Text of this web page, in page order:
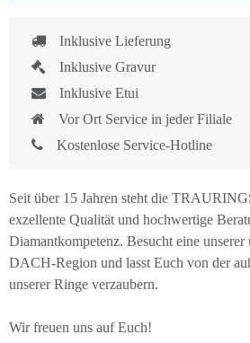
Inklusive Lieferung
Inklusive Gravur
Inklusive Etui
Vor Ort Service in jeder Filiale
Kostenlose Service-Hotline
Seit über 15 Jahren steht die
exzellente Qualität und hochwertige
Diamantkompetenz. Besucht eine
DACH-Region und lasst Euch von der
unserer Ringe verzaubern.
Wir freuen uns auf Euch!